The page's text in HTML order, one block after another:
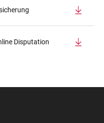
Disputation